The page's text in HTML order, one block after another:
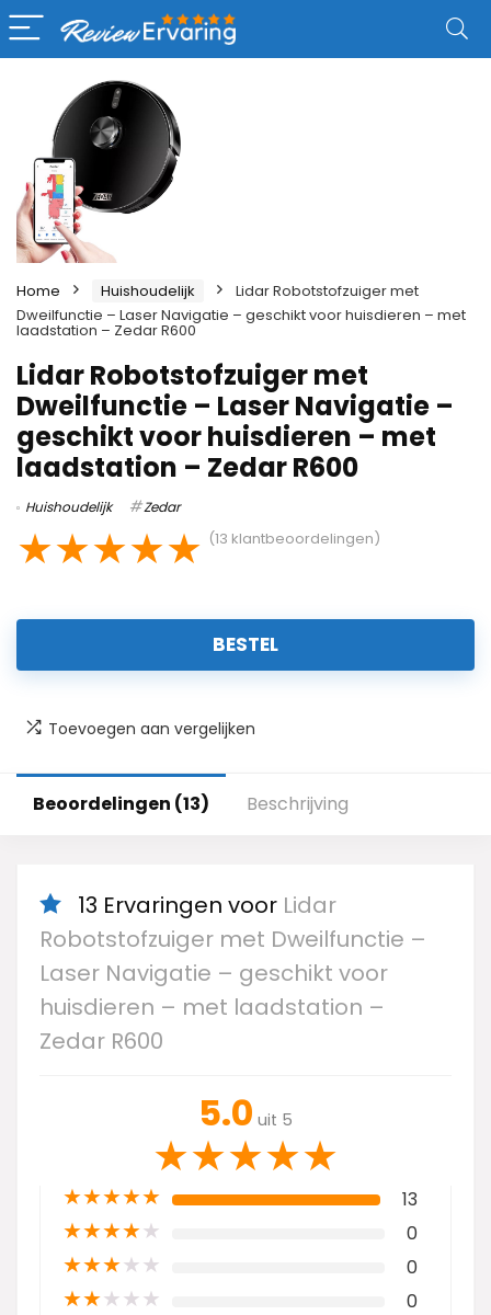
Home Huishoudelijk
Lidar Robotstofzuiger met
Dweilfunctie – Laser Navigatie – geschikt voor huisdieren – met
laadstation – Zedar R600
Lidar Robotstofzuiger met
Dweilfunctie – Laser Navigatie –
geschikt voor huisdieren – met
laadstation – Zedar R600
Huishoudelijk Zedar
★★★★★ (13 klantbeoordelingen)
BESTEL
Toevoegen aan vergelijken
Beoordelingen (13) Beschrijving
13 Ervaringen voor Lidar
Robotstofzuiger met Dweilfunctie –
Laser Navigatie – geschikt voor
huisdieren – met laadstation –
Zedar R600
5.0 uit 5
★★★★★
★★★★★ 13
★★★★★ 0
★★★★★ 0
★★★★★ 0